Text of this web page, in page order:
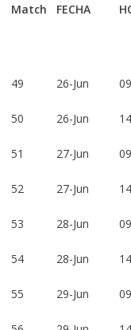
Match FECHA
49 26-Jun
50 26-Jun
51 27-Jun
52 27-Jun
53 28-Jun
54 28-Jun
55 29-Jun